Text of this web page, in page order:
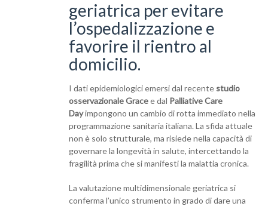
geriatrica per evitare
l’ospedalizzazione e
favorire il rientro al
domicilio.
I dati epidemiologici emersi dal recente studio
osservazionale Gracee dal Palliative Care
Dayimpongono un cambio di rotta immediato nella
programmazione sanitaria italiana. La sfida attuale
non è solo strutturale, ma risiede nella capacità di
governare la longevità in salute, intercettando la
fragilità prima che si manifesti la malattia cronica.
La valutazione multidimensionale geriatrica si
conferma l’unico strumento in grado di dare una